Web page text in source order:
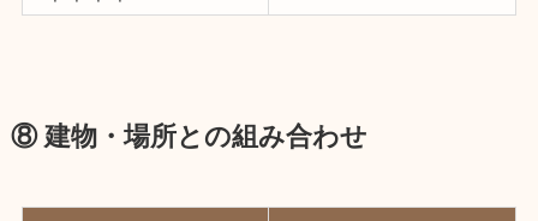
⑧ 建物・場所との組み合わせ